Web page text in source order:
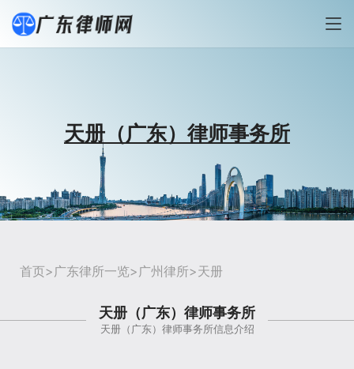
天册（广东）律师事务所
首页> 广东律所一览> 广州律所>天册
天册（广东）律师事务所
天册（广东）律师事务所信息介绍